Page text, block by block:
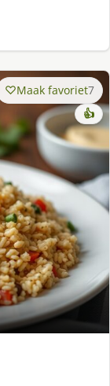
Maak favoriet7
👍